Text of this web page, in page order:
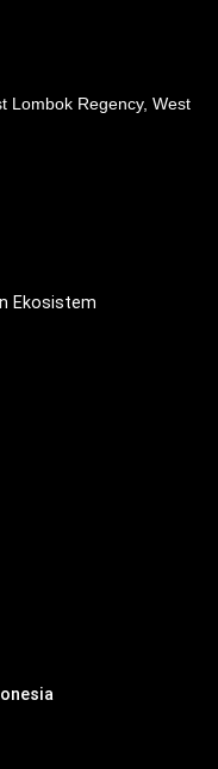
Lombok Regency, West
Ekosistem